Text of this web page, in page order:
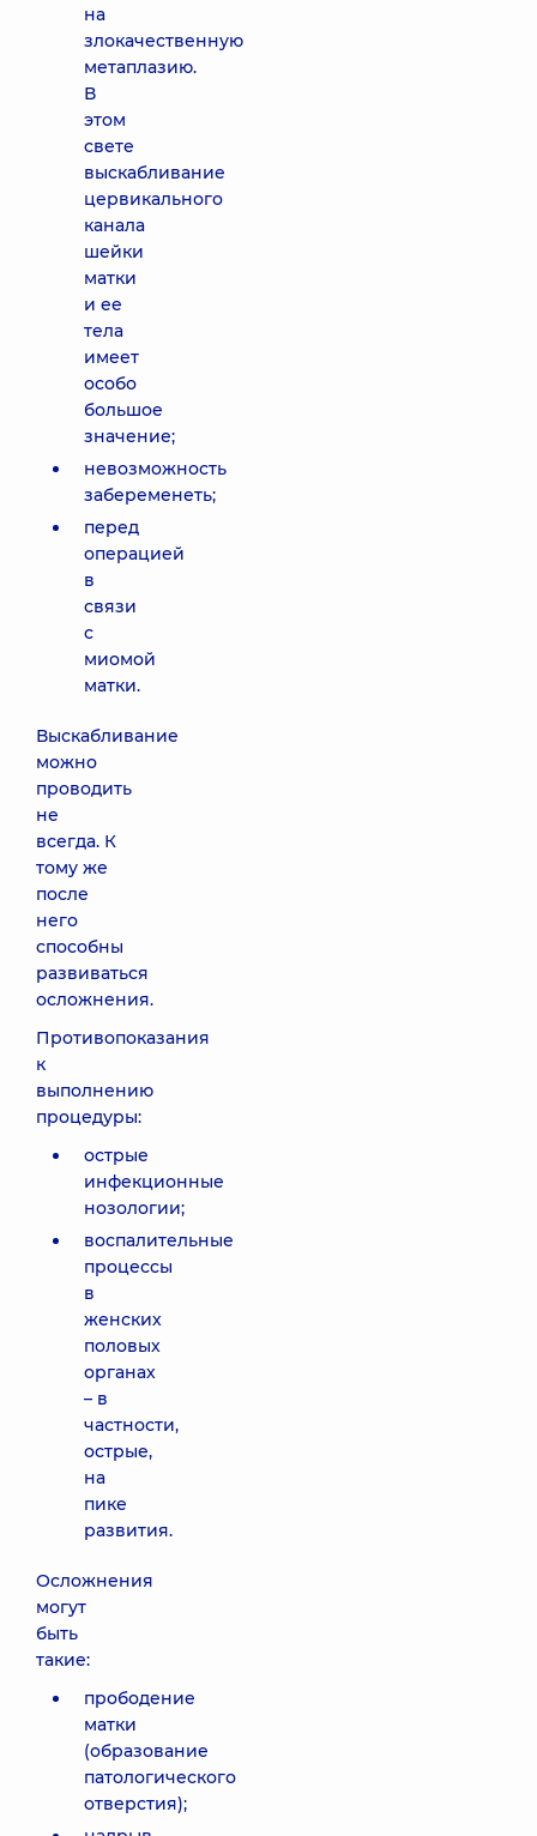
на
злокачественную
метаплазию.
В
этом
свете
выскабливание
цервикального
канала
шейки
матки
и ее
тела
имеет
особо
большое
значение;
невозможность
забеременеть;
перед
операцией
в
связи
с
миомой
матки.
Выскабливание
можно
проводить
не
всегда. К
тому же
после
него
способны
развиваться
осложнения.
Противопоказания
к
выполнению
процедуры:
острые
инфекционные
нозологии;
воспалительные
процессы
в
женских
половых
органах
– в
частности,
острые,
на
пике
развития.
Осложнения
могут
быть
такие:
прободение
матки
(образование
патологического
отверстия);